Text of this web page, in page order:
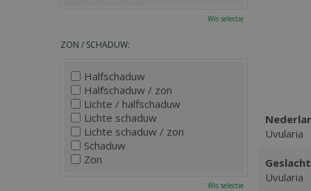
Uvularia
Uvularia
Wis selectie
ZON / SCHADUW:
Halfschaduw
Halfschaduw / zon
Lichte / halfschaduw
Lichte schaduw
Lichte schaduw / zon
Schaduw
Zon
Wis selectie